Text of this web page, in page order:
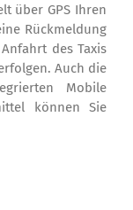
über GPS Ihren
Rückmeldung
des Taxis
Auch die
Mobile
können Sie